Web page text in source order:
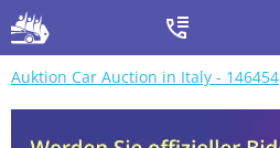
Auktion Car Auction in Italy - 146454